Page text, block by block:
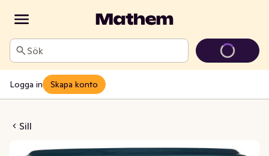
Sök
Logga in Skapa konto
Sill
Löksill